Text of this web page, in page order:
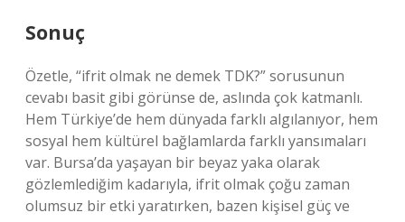
Sonuç
Özetle, “ifrit olmak ne demek TDK?” sorusunun
cevabı basit gibi görünse de, aslında çok katmanlı.
Hem Türkiye’de hem dünyada farklı algılanıyor, hem
sosyal hem kültürel bağlamlarda farklı yansımaları
var. Bursa’da yaşayan bir beyaz yaka olarak
gözlemlediğim kadarıyla, ifrit olmak çoğu zaman
olumsuz bir etki yaratırken, bazen kişisel güç ve